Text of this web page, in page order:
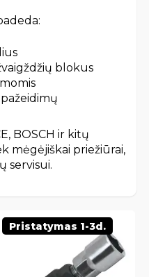
blokus
BOSCH ir kitų
mėgėjiškai priežiūrai,
servisui.
Pristatymas 1-3d.